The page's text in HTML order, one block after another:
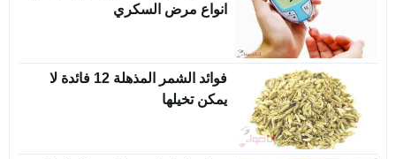
انواع مرض السكري
فوائد الشمر المذهلة 12 فائدة لا
يمكن تخيلها